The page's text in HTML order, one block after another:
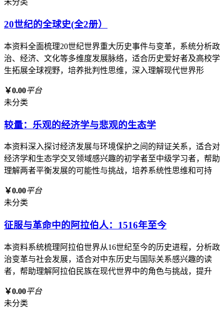
未分类
20世纪的全球史(全2册）
本资料全面梳理20世纪世界重大历史事件与变革，系统分析政
治、经济、文化等多维度发展脉络，适合历史爱好者及高校学
生拓展全球视野，培养批判性思维，深入理解现代世界形
￥0.00平台
未分类
较量：乐观的经济学与悲观的生态学
本资料深入探讨经济发展与环境保护之间的辩证关系，适合对
经济学和生态学交叉领域感兴趣的初学者至中级学习者，帮助
理解两者平衡发展的可能性与挑战，培养系统性思维和可持
￥0.00平台
未分类
征服与革命中的阿拉伯人：1516年至今
本资料系统梳理阿拉伯世界从16世纪至今的历史进程，分析政
治变革与社会发展，适合对中东历史与国际关系感兴趣的读
者，帮助理解阿拉伯民族在现代世界中的角色与挑战，提升
￥0.00平台
未分类